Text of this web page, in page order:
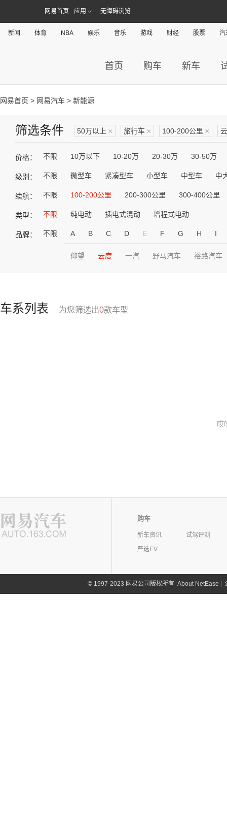
网易首页 应用 无障碍浏览
新闻 体育 NBA 娱乐 音乐 游戏 财经 股票 汽
首页 购车 新车
网易首页 > 网易汽车 > 新能源
筛选条件 50万以上 × 旅行车 × 100-200公里 ×
价格： 不限 10万以下 10-20万 20-30万 30-50万
级别： 不限 微型车 紧凑型车 小型车 中型车 中
续航： 不限 100-200公里 200-300公里 300-400公里
类型： 不限 纯电动 插电式混动 增程式电动
品牌： 不限 A B C D E F G H I
仰望 云度 一汽 野马汽车 裕路汽车
车系列表 为您筛选出0款车型
哎
购车
新车资讯
试驾评测
严选EV
©1997-2023 网易公司版权所有 About NetEase